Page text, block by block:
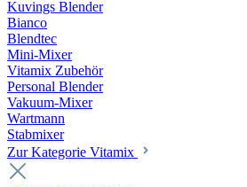
Kuvings Blender
Bianco
Blendtec
Mini-Mixer
Vitamix Zubehör
Personal Blender
Vakuum-Mixer
Wartmann
Stabmixer
Zur Kategorie Vitamix